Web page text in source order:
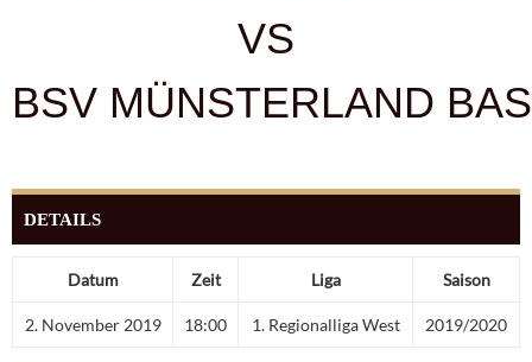
VS
BSV MÜNSTERLAND
DETAILS
Datum Zeit Liga Saison
2. November 2019 18:00 1. Regionalliga West 2019/2020